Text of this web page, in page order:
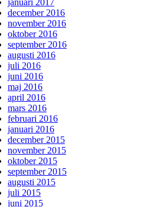
december 2016
november 2016
oktober 2016
september 2016
augusti 2016
juli 2016
juni 2016
maj 2016
april 2016
mars 2016
februari 2016
januari 2016
december 2015
november 2015
oktober 2015
september 2015
augusti 2015
juli 2015
juni 2015